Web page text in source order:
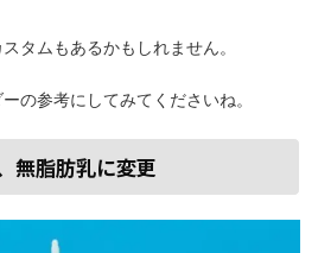
タムもあるかもしれません。
の参考にしてみてくださいね。
無脂肪乳に変更